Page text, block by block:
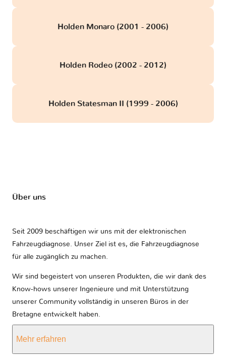
Holden Monaro (2001 - 2006)
Holden Rodeo (2002 - 2012)
Holden Statesman II (1999 - 2006)
Über uns
Seit 2009 beschäftigen wir uns mit der elektronischen
Fahrzeugdiagnose. Unser Ziel ist es, die Fahrzeugdiagnose
für alle zugänglich zu machen.
Wir sind begeistert von unseren Produkten, die wir dank des
Know-hows unserer Ingenieure und mit Unterstützung
unserer Community vollständig in unseren Büros in der
Bretagne entwickelt haben.
Mehr erfahren